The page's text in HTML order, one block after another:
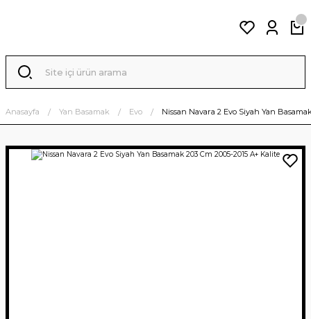
Anasayfa Yan Basamak Evo Nissan Navara 2 Evo Siyah Yan